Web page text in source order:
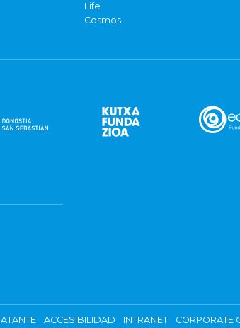
Life
Cosmos
ACCESIBILIDAD INTRANET CORPORATE